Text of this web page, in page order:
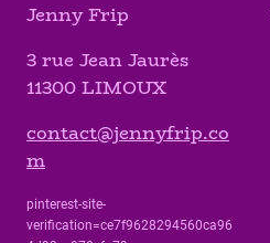
Jenny Frip
3 rue Jean Jaurès
11300 LIMOUX
contact@jennyfrip.co
m
pinterest-site-
verification=ce7f9628294560ca96